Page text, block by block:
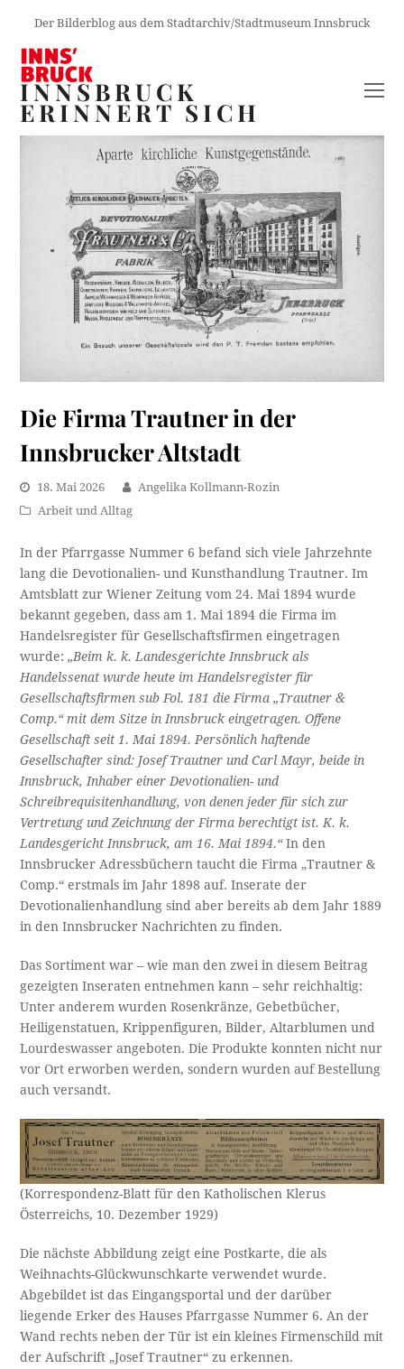
Der Bilderblog aus dem Stadtarchiv/Stadtmuseum Innsbruck
INNSBRUCK
ERINNERT SICH
Die Firma Trautner in der
Innsbrucker Altstadt
18. Mai 2026
Angelika Kollmann-Rozin
Arbeit und Alltag
In der Pfarrgasse Nummer 6 befand sich viele Jahrzehnte
lang die Devotionalien- und Kunsthandlung Trautner. Im
Amtsblatt zur Wiener Zeitung vom 24. Mai 1894 wurde
bekannt gegeben, dass am 1. Mai 1894 die Firma im
Handelsregister für Gesellschaftsfirmen eingetragen
wurde:„Beim k. k. Landesgerichte Innsbruck als
Handelssenat wurde heute im Handelsregister für
Gesellschaftsfirmen sub Fol. 181 die Firma „Trautner &
Comp.“ mit dem Sitze in Innsbruck eingetragen. Offene
Gesellschaft seit 1. Mai 1894. Per­sönlich haftende
Gesellschafter sind: Josef Trautner und Carl Mayr, beide in
Innsbruck, Inhaber einer Devotio­nalien- und
Schreibrequisitenhandlung, von denen jeder für sich zur
Vertretung und Zeichnung der Firma berechtigt ist. K. k.
Landesgericht Innsbruck, am 16. Mai 1894.“In den
Innsbrucker Adressbüchern taucht die Firma „Trautner &
Comp.“ erstmals im Jahr 1898 auf. Inserate der
Devotionalienhandlung sind aber bereits ab dem Jahr 1889
in den Innsbrucker Nachrichten zu finden.
Das Sortiment war – wie man den zwei in diesem Beitrag
gezeigten Inseraten entnehmen kann – sehr reichhaltig:
Unter anderem wurden Rosenkränze, Gebetbücher,
Heiligenstatuen, Krippenfiguren, Bilder, Altarblumen und
Lourdeswasser angeboten. Die Produkte konnten nicht nur
vor Ort erworben werden, sondern wurden auf Bestellung
auch versandt.
(Korrespondenz-Blatt für den Katholischen Klerus
Österreichs, 10. Dezember 1929)
Die nächste Abbildung zeigt eine Postkarte, die als
Weihnachts-Glückwunschkarte verwendet wurde.
Abgebildet ist das Eingangsportal und der darüber
liegende Erker des Hauses Pfarrgasse Nummer 6. An der
Wand rechts neben der Tür ist ein kleines Firmenschild mit
der Aufschrift „Josef Trautner“ zu erkennen.